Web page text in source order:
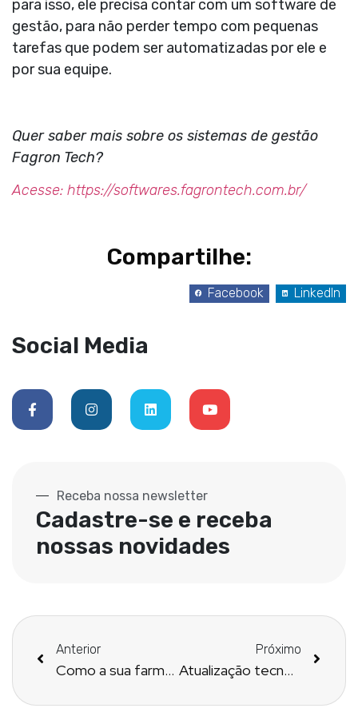
para isso, ele precisa contar com um software de
gestão, para não perder tempo com pequenas
tarefas que podem ser automatizadas por ele e
por sua equipe.
Quer saber mais sobre os sistemas de gestão
Fagron Tech?
Acesse: https://softwares.fagrontech.com.br/
Compartilhe:
Facebook LinkedIn
Social Media
Receba nossa newsletter
Cadastre-se e receba
nossas novidades
Anterior
Como a sua farmácia pode implementar e disponibilizar o uso do RXmais para os médicos?
Próximo
Atualização tecnológica pode ser usada sem moderação na sua farmácia magistral